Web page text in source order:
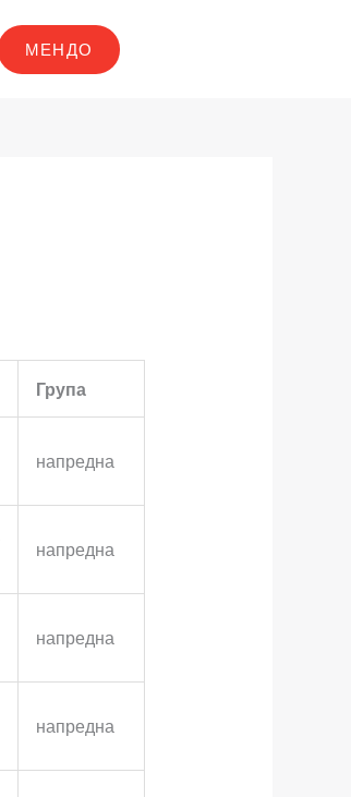
МЕНДО
Група
напредна
напредна
напредна
напредна